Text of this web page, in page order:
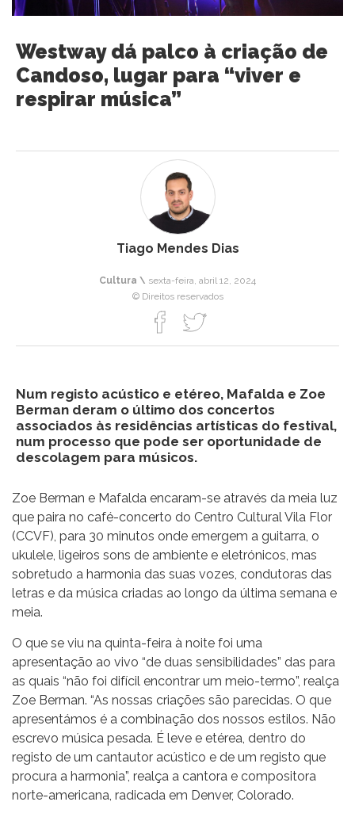
Westway dá palco à criação de
Candoso, lugar para “viver e
respirar música”
Tiago Mendes Dias
Cultura \ sexta-feira, abril 12, 2024
© Direitos reservados
Num registo acústico e etéreo, Mafalda e Zoe
Berman deram o último dos concertos
associados às residências artísticas do festival,
num processo que pode ser oportunidade de
descolagem para músicos.
Zoe Berman e Mafalda encaram-se através da meia luz
que paira no café-concerto do Centro Cultural Vila Flor
(CCVF), para 30 minutos onde emergem a guitarra, o
ukulele, ligeiros sons de ambiente e eletrónicos, mas
sobretudo a harmonia das suas vozes, condutoras das
letras e da música criadas ao longo da última semana e
meia.
O que se viu na quinta-feira à noite foi uma
apresentação ao vivo “de duas sensibilidades” das para
as quais “não foi difícil encontrar um meio-termo”, realça
Zoe Berman. “As nossas criações são parecidas. O que
apresentámos é a combinação dos nossos estilos. Não
escrevo música pesada. É leve e etérea, dentro do
registo de um cantautor acústico e de um registo que
procura a harmonia”, realça a cantora e compositora
norte-americana, radicada em Denver, Colorado.